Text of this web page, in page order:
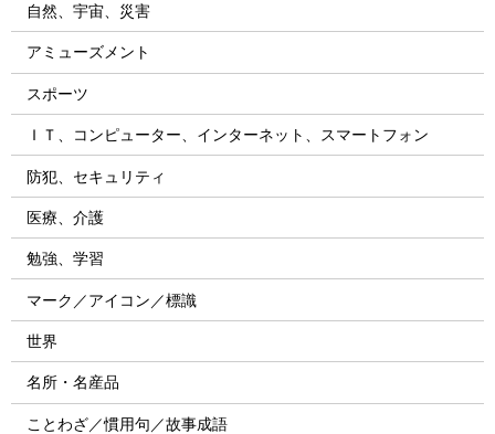
自然、宇宙、災害
アミューズメント
スポーツ
ＩＴ、コンピューター、インターネット、スマートフォン
防犯、セキュリティ
医療、介護
勉強、学習
マーク／アイコン／標識
世界
名所・名産品
ことわざ／慣用句／故事成語